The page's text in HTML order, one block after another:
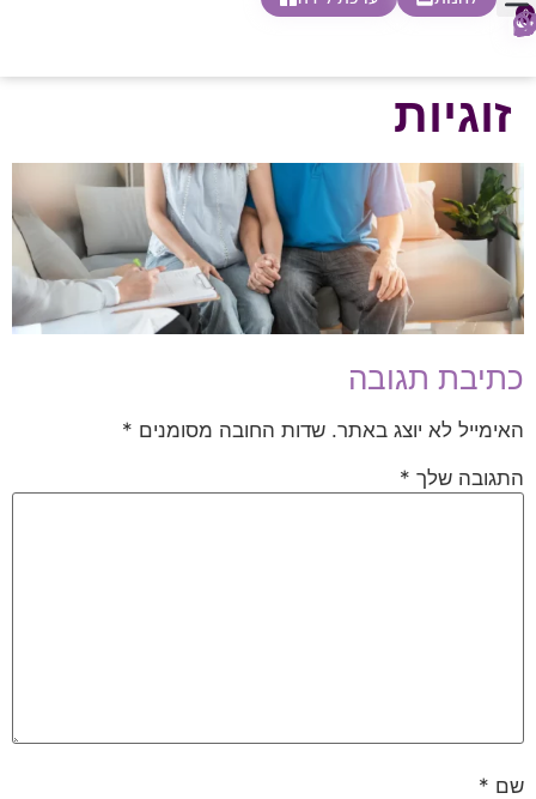
0
זוגיות
כתיבת תגובה
האימייל לא יוצג באתר. שדות החובה מסומנים *
התגובה שלך *
שם *